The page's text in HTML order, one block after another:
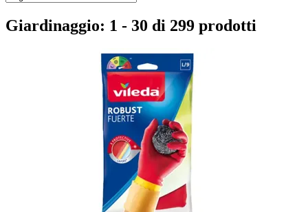
Giardinaggio: 1 - 30 di 299 prodotti